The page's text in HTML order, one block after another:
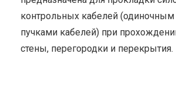
контрольных кабелей
пучками кабелей) при
стены, перегородки и перекрытия.